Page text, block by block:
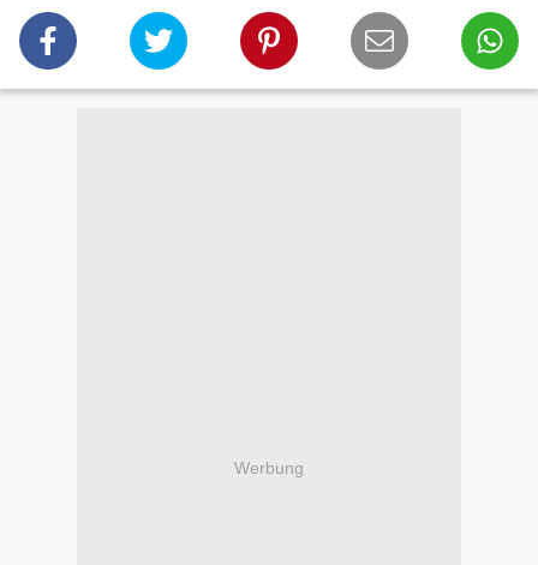
Werbung